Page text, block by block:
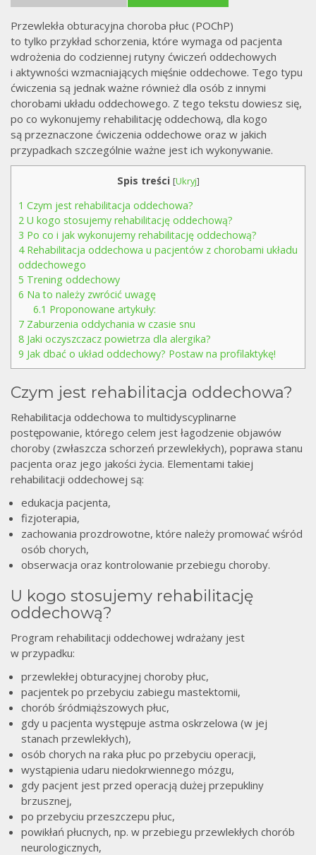
Przewlekła obturacyjna choroba płuc (POChP)
to tylko przykład schorzenia, które wymaga od pacjenta
wdrożenia do codziennej rutyny ćwiczeń oddechowych
i aktywności wzmacniających mięśnie oddechowe. Tego typu
ćwiczenia są jednak ważne również dla osób z innymi
chorobami układu oddechowego. Z tego tekstu dowiesz się,
po co wykonujemy rehabilitację oddechową, dla kogo
są przeznaczone ćwiczenia oddechowe oraz w jakich
przypadkach szczególnie ważne jest ich wykonywanie.
Spis treści [Ukryj]
1 Czym jest rehabilitacja oddechowa?
2 U kogo stosujemy rehabilitację oddechową?
3 Po co i jak wykonujemy rehabilitację oddechową?
4Rehabilitacja oddechowa u pacjentów z chorobami układu
oddechowego
5 Trening oddechowy
6 Na to należy zwrócić uwagę
6.1 Proponowane artykuły:
7 Zaburzenia oddychania w czasie snu
8 Jaki oczyszczacz powietrza dla alergika?
9 Jak dbać o układ oddechowy? Postaw na profilaktykę!
Czym jest rehabilitacja oddechowa?
Rehabilitacja oddechowa to multidyscyplinarne
postępowanie, którego celem jest łagodzenie objawów
choroby (zwłaszcza schorzeń przewlekłych), poprawa stanu
pacjenta oraz jego jakości życia. Elementami takiej
rehabilitacji oddechowej są:
edukacja pacjenta,
fizjoterapia,
zachowania prozdrowotne, które należy promować wśród
osób chorych,
obserwacja oraz kontrolowanie przebiegu choroby.
U kogo stosujemy rehabilitację
oddechową?
Program rehabilitacji oddechowej wdrażany jest
w przypadku:
przewlekłej obturacyjnej choroby płuc,
pacjentek po przebyciu zabiegu mastektomii,
chorób śródmiąższowych płuc,
gdy u pacjenta występuje astma oskrzelowa (w jej
stanach przewlekłych),
osób chorych na raka płuc po przebyciu operacji,
wystąpienia udaru niedokrwiennego mózgu,
gdy pacjent jest przed operacją dużej przepukliny
brzusznej,
po przebyciu przeszczepu płuc,
powikłań płucnych, np. w przebiegu przewlekłych chorób
neurologicznych,